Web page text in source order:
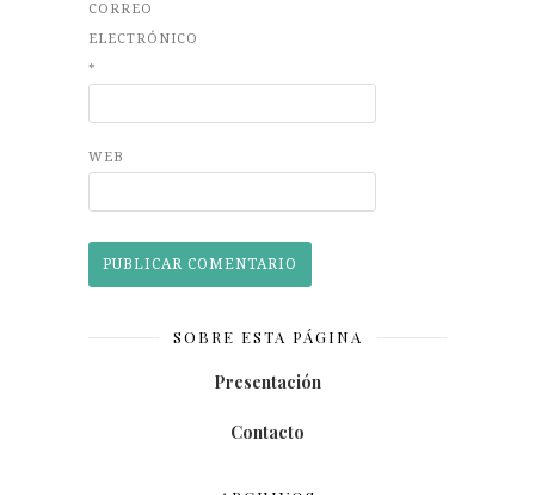
CORREO
ELECTRÓNICO
*
WEB
SOBRE ESTA PÁGINA
Presentación
Contacto